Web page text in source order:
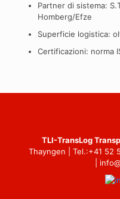
Partner di sistema:
Homberg/Efze
Superficie logistica:
Certificazioni: norma
TLI-TransLog
Thayngen | Tel.:+41 52